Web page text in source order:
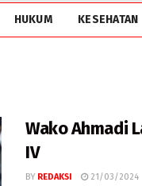
HUKUM KESEHATAN
Wako Ahmadi
IV
BY REDAKSI 21/03/2024